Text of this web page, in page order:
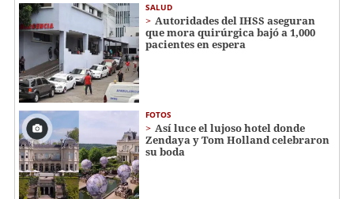
SALUD
Autoridades del IHSS aseguran
que mora quirúrgica bajó a 1,000
pacientes en espera
FOTOS
Así luce el lujoso hotel donde
Zendaya y Tom Holland celebraron
su boda